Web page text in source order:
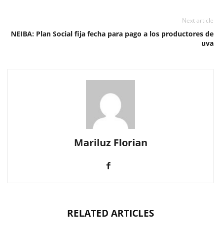
Next article
NEIBA: Plan Social fija fecha para pago a los productores de
uva
Mariluz Florian
RELATED ARTICLES